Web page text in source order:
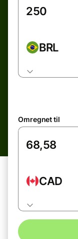
BRL
Omregnet til
CAD